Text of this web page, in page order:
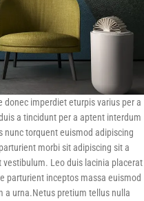
imperdiet eturpis varius per a
a tincidunt per a aptent interdum
nunc torquent euismod adipiscing
morbi sit adipiscing sit a
Leo duis lacinia placerat
parturient inceptos massa euismod
a urna.Netus pretium tellus nulla